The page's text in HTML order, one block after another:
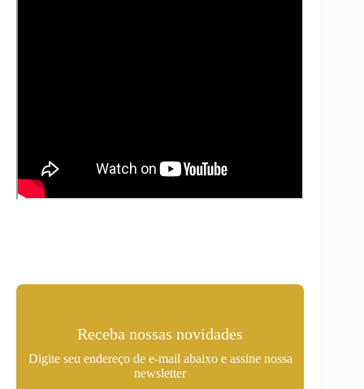
Receba nossas novidades
Digite seu endereço de e-mail abaixo e assine nossa
newsletter